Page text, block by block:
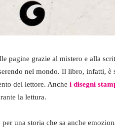
pagine grazie al mistero e alla
nel mondo. Il libro, infatti, è
del lettore. Anche i disegni
la lettura.
una storia che sa anche